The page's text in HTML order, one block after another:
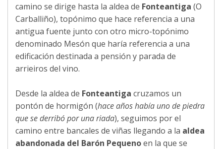
camino se dirige hasta la aldea de Fonteantiga (O
Carballiño), topónimo que hace referencia a una
antigua fuente junto con otro micro-topónimo
denominado Mesón que haría referencia a una
edificación destinada a pensión y parada de
arrieiros del vino.
Desde la aldea de Fonteantiga cruzamos un
pontón de hormigón (hace años había uno de piedra
que se derribó por una riada), seguimos por el
camino entre bancales de viñas llegando a la aldea
abandonada del Barón Pequenoen la que se